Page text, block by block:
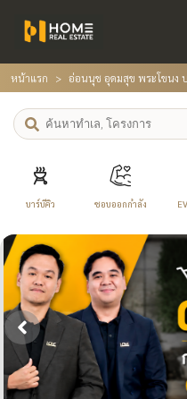
หน้าแรก อ่อนนุช อุดมสุข พระโขนง
บาร์บีคิว ชอบออกกำลัง